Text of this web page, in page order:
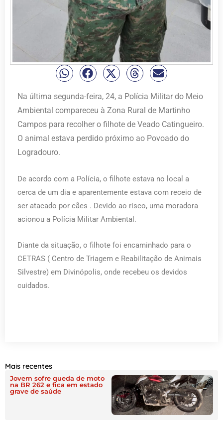
Na última segunda-feira, 24, a Polícia Militar do Meio
Ambiental compareceu à Zona Rural de Martinho
Campos para recolher o filhote de Veado Catingueiro.
O animal estava perdido próximo ao Povoado do
Logradouro.
De acordo com a Polícia, o filhote estava no local a
cerca de um dia e aparentemente estava com receio de
ser atacado por cães . Devido ao risco, uma moradora
acionou a Polícia Militar Ambiental.
Diante da situação, o filhote foi encaminhado para o
CETRAS ( Centro de Triagem e Reabilitação de Animais
Silvestre) em Divinópolis, onde recebeu os devidos
cuidados.
Mais recentes
Jovem sofre queda de moto
na BR 262 e fica em estado
grave de saúde